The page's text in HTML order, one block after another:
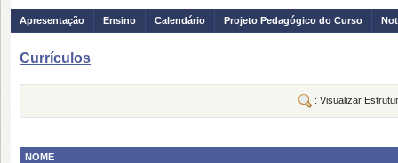
Apresentação Ensino Calendário Projeto Pedagógico do Curso
Currículos
: Visualizar
NOME